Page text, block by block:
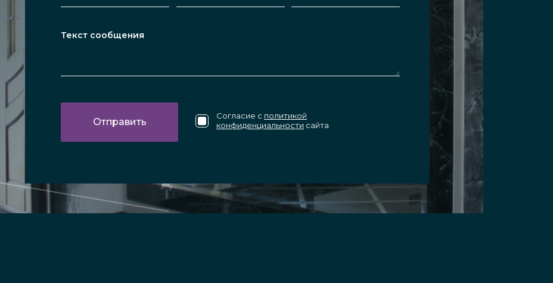
Согласие с политикой
конфиденциальности сайта